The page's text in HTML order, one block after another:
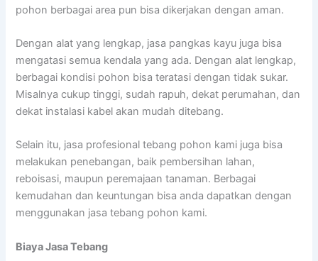
pohon berbagai area pun bisa dikerjakan dengan aman.
Dengan alat yang lengkap, jasa pangkas kayu juga bisa
mengatasi semua kendala yang ada. Dengan alat lengkap,
berbagai kondisi pohon bisa teratasi dengan tidak sukar.
Misalnya cukup tinggi, sudah rapuh, dekat perumahan, dan
dekat instalasi kabel akan mudah ditebang.
Selain itu, jasa profesional tebang pohon kami juga bisa
melakukan penebangan, baik pembersihan lahan,
reboisasi, maupun peremajaan tanaman. Berbagai
kemudahan dan keuntungan bisa anda dapatkan dengan
menggunakan jasa tebang pohon kami.
Biaya Jasa Tebang